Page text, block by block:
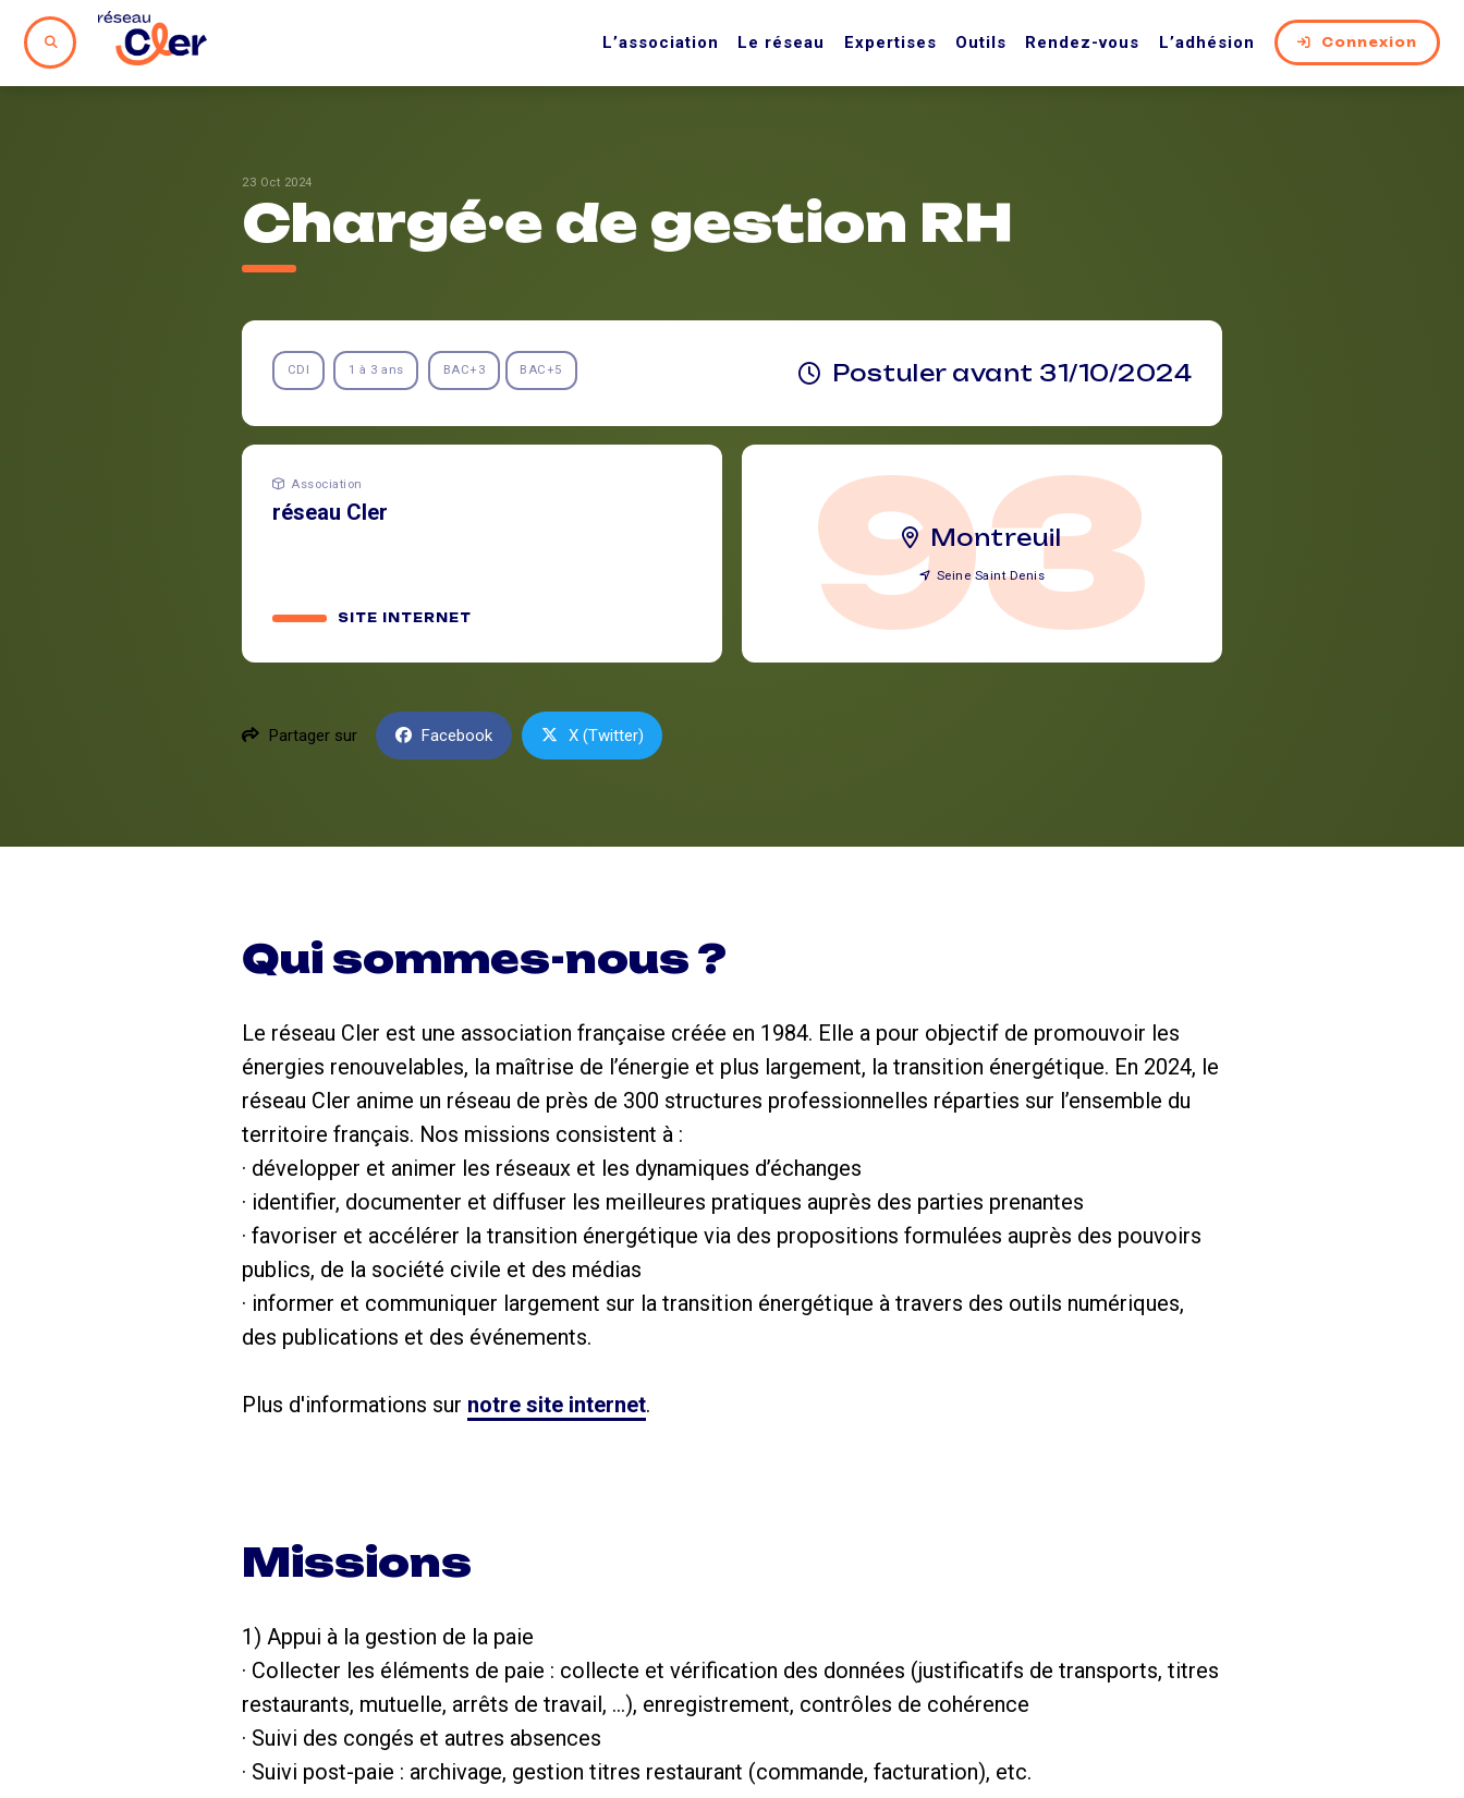
L’association Le réseau Expertises Outils Rendez-vous L’adhésion Connexion
23 Oct 2024
Chargé·e de gestion RH
CDI 1 à 3 ans BAC+3 BAC+5 Postuler avant 31/10/2024
Association
réseau Cler
SITE INTERNET 93
Montreuil
Seine Saint Denis
Partager sur Facebook X (Twitter)
Qui sommes-nous ?
Le réseau Cler est une association française créée en 1984. Elle a pour objectif de promouvoir les
énergies renouvelables, la maîtrise de l’énergie et plus largement, la transition énergétique. En 2024, le
réseau Cler anime un réseau de près de 300 structures professionnelles réparties sur l’ensemble du
territoire français. Nos missions consistent à :
· développer et animer les réseaux et les dynamiques d’échanges
· identifier, documenter et diffuser les meilleures pratiques auprès des parties prenantes
· favoriser et accélérer la transition énergétique via des propositions formulées auprès des pouvoirs
publics, de la société civile et des médias
· informer et communiquer largement sur la transition énergétique à travers des outils numériques,
des publications et des événements.
Plus d'informations sur notre site internet.
Missions
1) Appui à la gestion de la paie
· Collecter les éléments de paie : collecte et vérification des données (justificatifs de transports, titres
restaurants, mutuelle, arrêts de travail, …), enregistrement, contrôles de cohérence
· Suivi des congés et autres absences
· Suivi post-paie : archivage, gestion titres restaurant (commande, facturation), etc.